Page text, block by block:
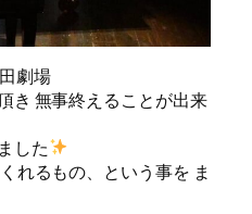
劇場
き 無事終えることが出来
した
れるもの、という事を ま